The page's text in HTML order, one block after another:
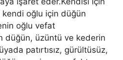
kendi oğlu için düğün
oğlu vefat
düğün, üzüntü ve kederin
patırtısız, gürültüsüz,